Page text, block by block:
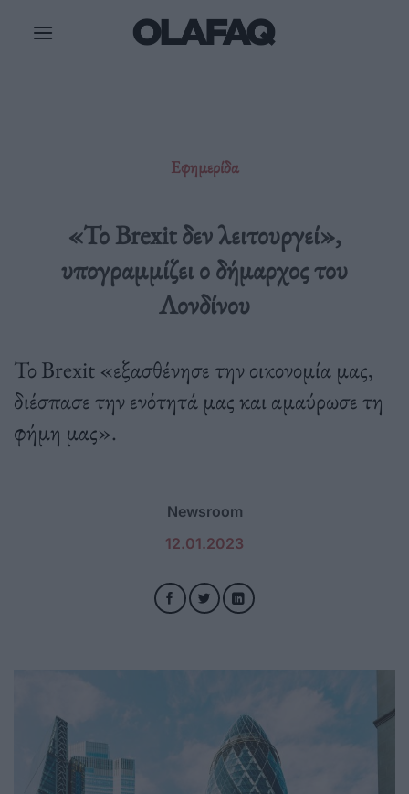
Εφημερίδα
«Το Brexit δεν λειτουργεί»,
υπογραμμίζει ο δήμαρχος του
Λονδίνου
Το Brexit «εξασθένησε την οικονομία μας,
διέσπασε την ενότητά μας και αμαύρωσε τη
φήμη μας».
Newsroom
12.01.2023